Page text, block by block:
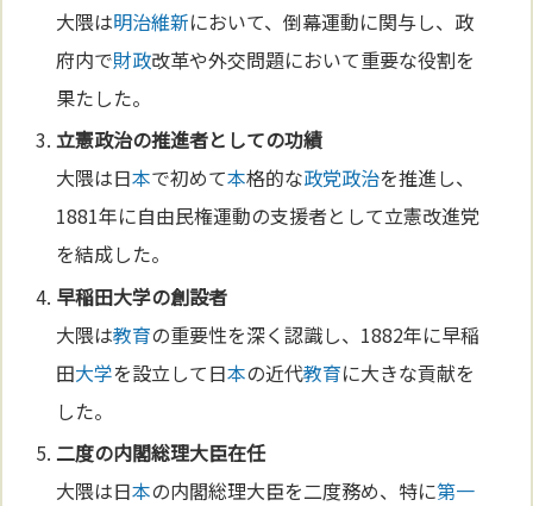
大隈は明治維新において、倒幕運動に関与し、政
府内で財政改革や外交問題において重要な役割を
果たした。
立憲政治の推進者としての功績
大隈は日本で初めて本格的な政党政治を推進し、
1881年に自由民権運動の支援者として立憲改進党
を結成した。
早稲田大学の創設者
大隈は教育の重要性を深く認識し、1882年に早稲
田大学を設立して日本の近代教育に大きな貢献を
した。
二度の内閣総理大臣在任
大隈は日本の内閣総理大臣を二度務め、特に第一